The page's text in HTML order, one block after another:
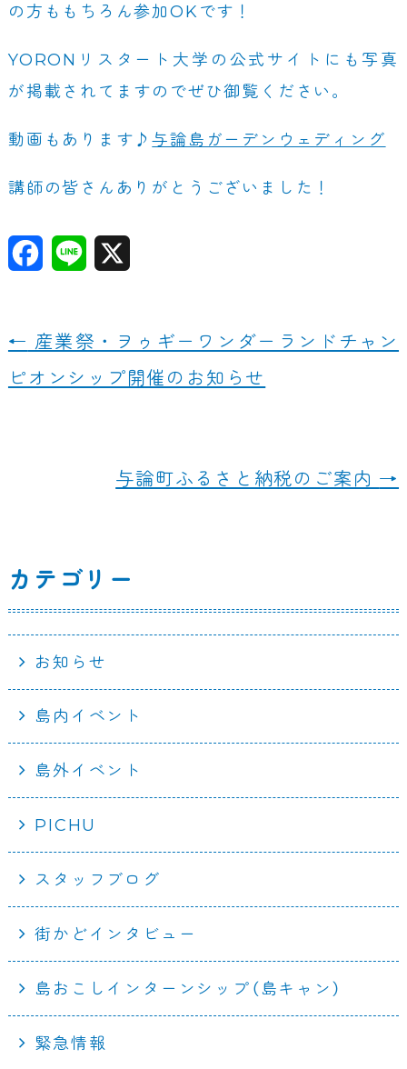
の方ももちろん参加OKです！
YORONリスタート大学の公式サイトにも写真
が掲載されてますのでぜひ御覧ください。
動画もあります♪与論島ガーデンウェディング
講師の皆さんありがとうございました！
F
c
e
b
Li
e
X
← 産業祭・ヲゥギーワンダーランドチャン
ピオンシップ開催のお知らせ
与論町ふるさと納税のご案内 →
カテゴリー
お知らせ
島内イベント
島外イベント
PICHU
スタッフブログ
街かどインタビュー
島おこしインターンシップ（島キャン）
緊急情報